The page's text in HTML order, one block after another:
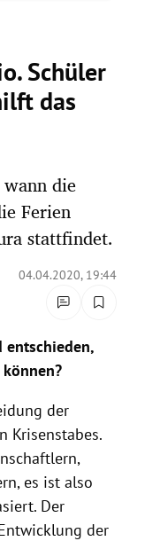
Schüler
das
die
Ferien
stattfindet.
04.04.2020, 19:44
entschieden,
der
Krisenstabes.
es ist also
Der
der